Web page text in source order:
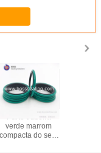
Parte traseira
verde marrom
compacta do selo